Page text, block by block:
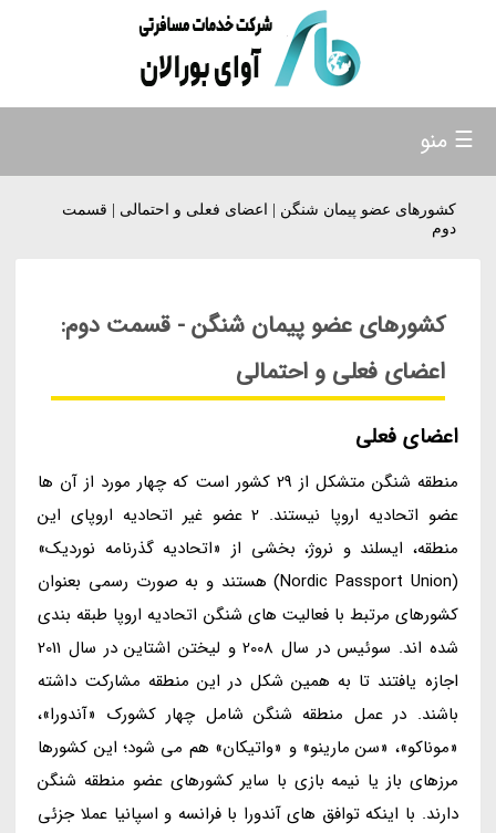
کشورهای عضو پیمان شنگن | اعضای فعلی و احتمالی | قسمت
دوم
کشورهای عضو پیمان شنگن - قسمت دوم:
اعضای فعلی و احتمالی
اعضای فعلی
منطقه شنگن متشکل از 29 کشور است که چهار مورد از آن ها
عضو اتحادیه اروپا نیستند. 2 عضو غیر اتحادیه اروپای این
منطقه، ایسلند و نروژ، بخشی از «اتحادیه گذرنامه نوردیک»
(Nordic Passport Union) هستند و به صورت رسمی بعنوان
کشورهای مرتبط با فعالیت های شنگن اتحادیه اروپا طبقه بندی
شده اند. سوئیس در سال 2008 و لیختن اشتاین در سال 2011
اجازه یافتند تا به همین شکل در این منطقه مشارکت داشته
باشند. در عمل منطقه شنگن شامل چهار کشورک «آندورا»،
«موناکو»، «سن مارینو» و «واتیکان» هم می شود؛ این کشورها
مرزهای باز یا نیمه بازی با سایر کشورهای عضو منطقه شنگن
دارند. با اینکه توافق های آندورا با فرانسه و اسپانیا عملا جزئی
☰ منو